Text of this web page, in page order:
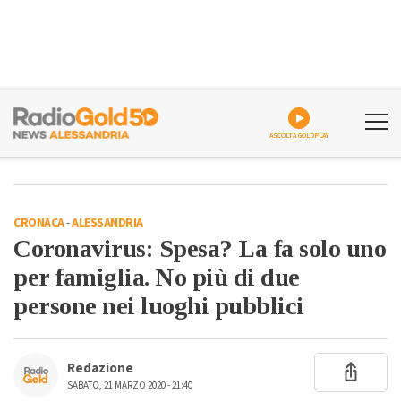
ASCOLTA GOLDPLAY
CRONACA-ALESSANDRIA
Coronavirus: Spesa? La fa solo uno
per famiglia. No più di due
persone nei luoghi pubblici
Redazione
SABATO, 21 MARZO 2020 - 21:40